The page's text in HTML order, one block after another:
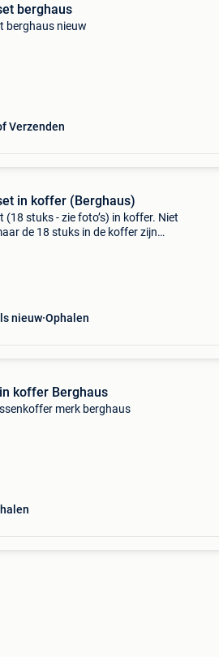
berghaus
berghaus nieuw
Verzenden
in koffer (Berghaus)
(18 stuks - zie foto’s) in koffer. Niet
de 18 stuks in de koffer zijn
nieuw Ophalen
koffer Berghaus
merk berghaus